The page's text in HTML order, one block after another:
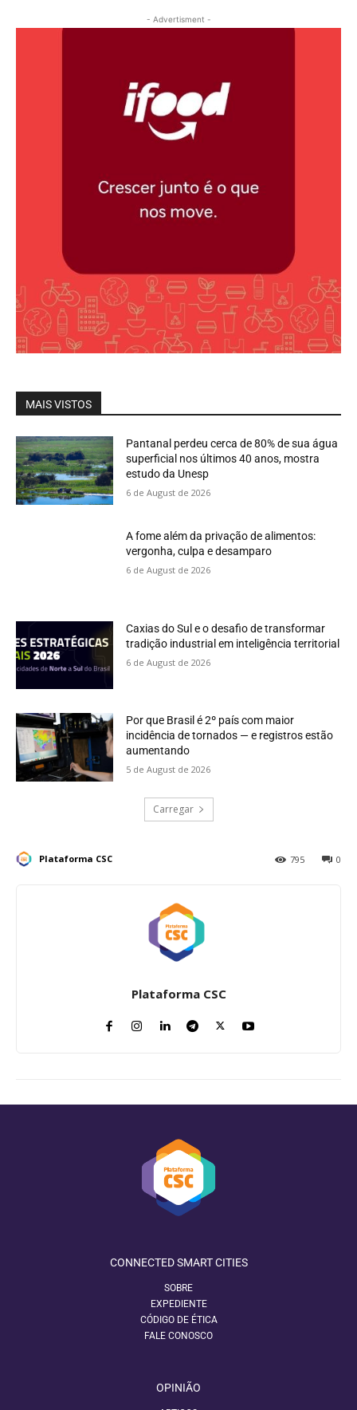
- Advertisment -
MAIS VISTOS
Pantanal perdeu cerca de 80% de sua água
superficial nos últimos 40 anos, mostra
estudo da Unesp
6 de August de 2026
A fome além da privação de alimentos:
vergonha, culpa e desamparo
6 de August de 2026
Caxias do Sul e o desafio de transformar
tradição industrial em inteligência territorial
6 de August de 2026
Por que Brasil é 2º país com maior
incidência de tornados — e registros estão
aumentando
5 de August de 2026
Carregar
Plataforma CSC 0
795
Plataforma CSC
CONNECTED SMART CITIES
SOBRE
EXPEDIENTE
CÓDIGO DE ÉTICA
FALE CONOSCO
OPINIÃO